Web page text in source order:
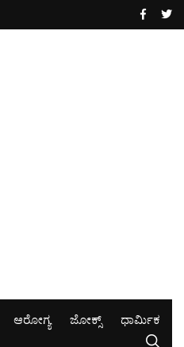
ಆರೋಗ್ಯ ಜೋಕ್ಸ್ ಧಾರ್ಮಿಕ